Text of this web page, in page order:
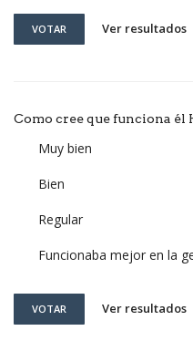
VOTAR Ver resultados
Como cree que funciona
Muy bien
Bien
Regular
Funcionaba mejor en la
VOTAR Ver resultados